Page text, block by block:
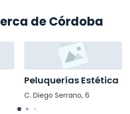
de Córdoba
Peluquerías Estética
C. Diego Serrano, 6